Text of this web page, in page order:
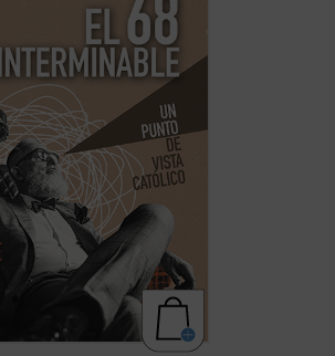
considerando también sus
sociales, políticas y
...
(ver ficha)